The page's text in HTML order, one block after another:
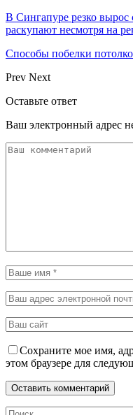
В Сингапуре резко
раскупают несмотря на
Способы побелки
Prev Next
Оставьте ответ
Ваш электронный адрес
Сохраните мое имя,
этом браузере для